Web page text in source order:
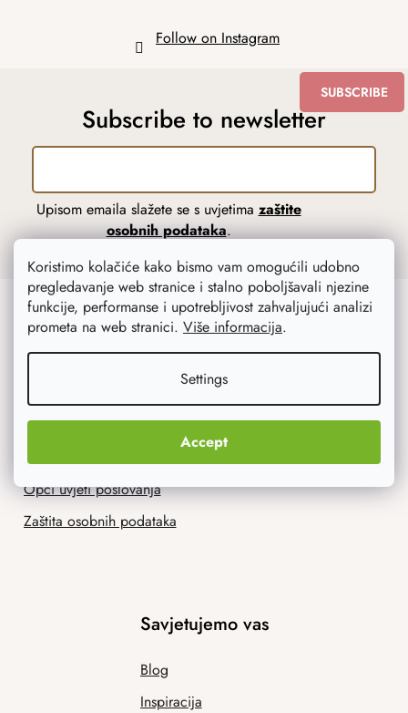
Koristimo kolačiće kako bismo vam omogućili udobno
pregledavanje web stranice i stalno poboljšavali njezine
funkcije, performanse i upotrebljivost zahvaljujući analizi
prometa na web stranici. Više informacija.
Settings
Accept
Follow on Instagram
Subscribe to newsletter
Upisom emaila slažete se s uvjetima zaštite
osobnih podataka.
SUBSCRIBE
Korisnička služba
Dostava i plaćanje
Program odanosti
Povrat robe
Opći uvjeti poslovanja
Zaštita osobnih podataka
Mi smo AtmoWood.hr
Kontakt
Naša priča
Ponuda za tvrtke
Zaštitna radionica
Savjetujemo vas
Blog
Inspiracija